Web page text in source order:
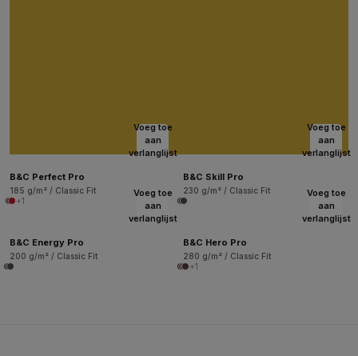
Voeg toe
aan
verlanglijst
B&C Perfect Pro
185 g/m² / Classic Fit
+1
Voeg toe
aan
verlanglijst
B&C Skill Pro
230 g/m² / Classic Fit
Voeg toe
aan
verlanglijst
B&C Energy Pro
200 g/m² / Classic Fit
Voeg toe
aan
verlanglijst
B&C Hero Pro
280 g/m² / Classic Fit
+1